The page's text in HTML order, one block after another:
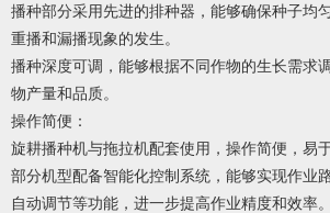
播种部分采用先进的排种器，能够确保种子均
重播和漏播现象的发生。
播种深度可调，能够根据不同作物的生长需求
物产量和品质。
操作简便：
旋耕播种机与拖拉机配套使用，操作简便，易于
部分机型配备智能化控制系统，能够实现作业
自动调节等功能，进一步提高作业精度和效率。